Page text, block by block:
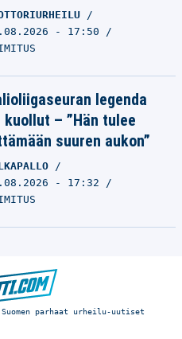
- 17:50
legenda
kuollut – ”Hän tulee
suuren aukon”
- 17:32
parhaat urheilu-uutiset